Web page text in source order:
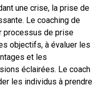
une crise, la prise de
Le coaching de
processus de prise
objectifs, à évaluer les
et les
éclairées. Le coach
les individus à prendre